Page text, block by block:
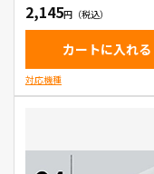
2,145
カートに入れる
対応機種